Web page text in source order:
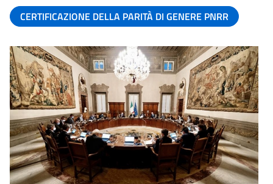
CERTIFICAZIONE DELLA PARITÀ DI GENERE PNRR